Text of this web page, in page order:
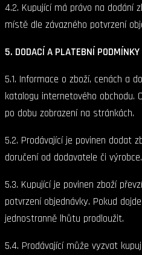
4.2. Kupující má právo na dodání
místě dle závazného potvrzení
5. DODACÍ A PLATEBNÍ PODMÍNKY
5.1. Informace o zboží, cenách a
katalogu internetového obchodu.
po dobu zobrazení na stránkách.
5.2. Prodávající je povinen dodat
doručení od dodavatele či výrobce.
5.3. Kupující je povinen zboží
potvrzení objednávky. Pokud
jednostranně lhůtu prodloužit.
5.4. Prodávající může vyzvat